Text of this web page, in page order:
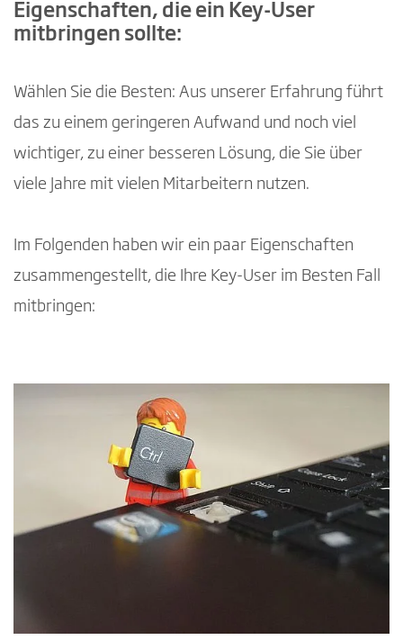
Eigenschaften, die ein Key-User
mitbringen sollte:
Wählen Sie die Besten: Aus unserer Erfahrung führt
das zu einem geringeren Aufwand und noch viel
wichtiger, zu einer besseren Lösung, die Sie über
viele Jahre mit vielen Mitarbeitern nutzen.
Im Folgenden haben wir ein paar Eigenschaften
zusammengestellt, die Ihre Key-User im Besten Fall
mitbringen: